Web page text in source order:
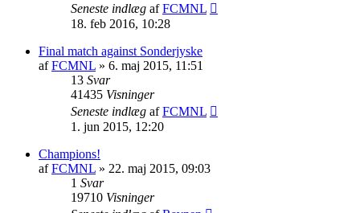
Seneste indlæg afFCMNL
18. feb 2016, 10:28
Final match against Sonderjyske
afFCMNL » 6. maj 2015, 11:51
13 Svar
41435 Visninger
Seneste indlæg afFCMNL
1. jun 2015, 12:20
Champions!
afFCMNL » 22. maj 2015, 09:03
1 Svar
19710 Visninger